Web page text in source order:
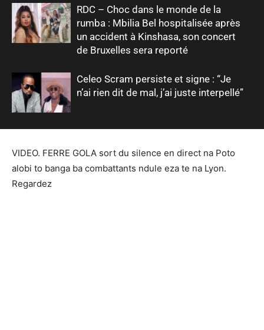
RDC – Choc dans le monde de la
rumba : Mbilia Bel hospitalisée après
un accident à Kinshasa, son concert
de Bruxelles sera reporté
Celeo Scram persiste et signe : “Je
n’ai rien dit de mal, j’ai juste interpellé”
VIDEO. FERRE GOLA sort du silence en direct na Poto
alobi to banga ba combattants ndule eza te na Lyon.
Regardez